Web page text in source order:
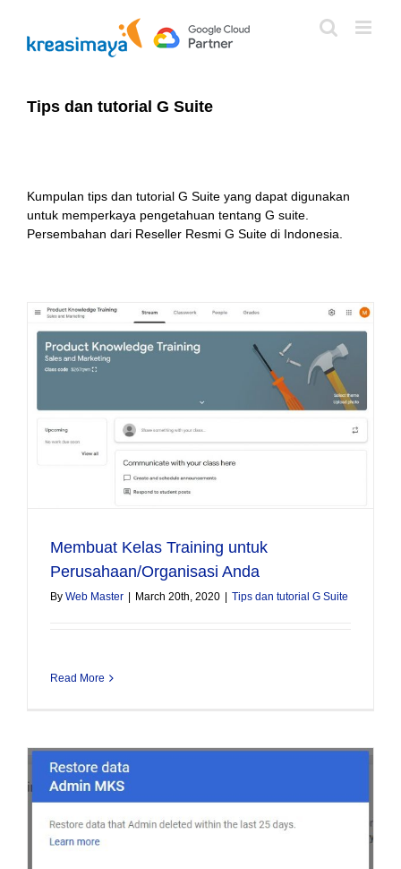
content
Tips dan tutorial G Suite
Kumpulan tips dan tutorial G Suite yang dapat digunakan
untuk memperkaya pengetahuan tentang G suite.
Persembahan dari Reseller Resmi G Suite di Indonesia.
Membuat Kelas Training untuk
Perusahaan/Organisasi Anda
By Web Master March 20th, 2020 Tips dan tutorial G Suite
Read More